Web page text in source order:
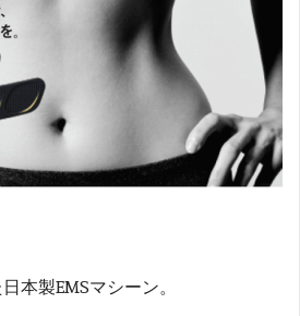
本製EMSマシーン。